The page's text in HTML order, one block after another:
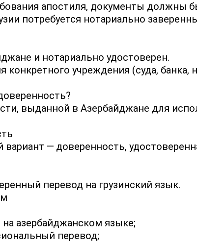
апостиля, документы
потребуется нотариально
и нотариально удостоверен.
учреждения (суда, банка,
выданной в Азербайджане для
— доверенность,
перевод на грузинский язык.
азербайджанском языке;
перевод;